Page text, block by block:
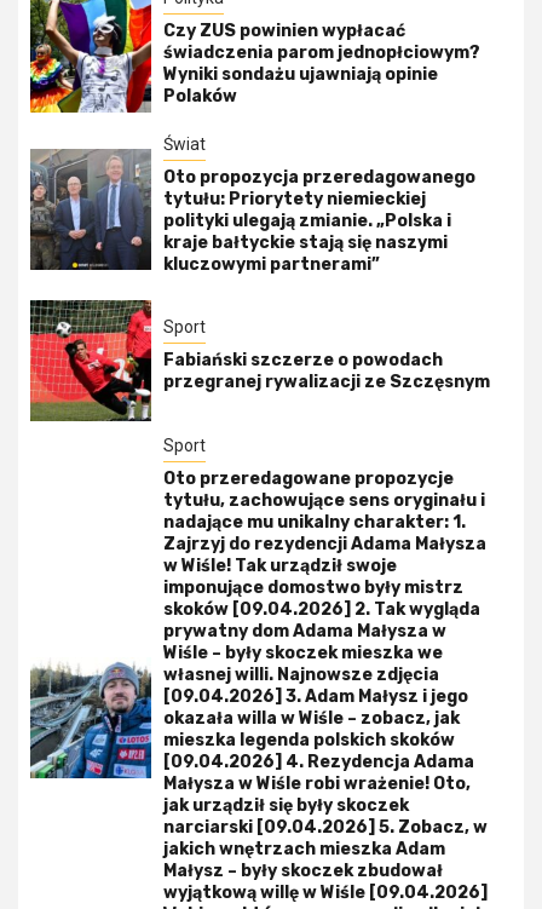
Czy ZUS powinien wypłacać
świadczenia parom jednopłciowym?
Wyniki sondażu ujawniają opinie
Polaków
Świat
Oto propozycja przeredagowanego
tytułu: Priorytety niemieckiej
polityki ulegają zmianie. „Polska i
kraje bałtyckie stają się naszymi
kluczowymi partnerami”
Sport
Fabiański szczerze o powodach
przegranej rywalizacji ze Szczęsnym
Sport
Oto przeredagowane propozycje
tytułu, zachowujące sens oryginału i
nadające mu unikalny charakter: 1.
Zajrzyj do rezydencji Adama Małysza
w Wiśle! Tak urządził swoje
imponujące domostwo były mistrz
skoków [09.04.2026] 2. Tak wygląda
prywatny dom Adama Małysza w
Wiśle – były skoczek mieszka we
własnej willi. Najnowsze zdjęcia
[09.04.2026] 3. Adam Małysz i jego
okazała willa w Wiśle – zobacz, jak
mieszka legenda polskich skoków
[09.04.2026] 4. Rezydencja Adama
Małysza w Wiśle robi wrażenie! Oto,
jak urządził się były skoczek
narciarski [09.04.2026] 5. Zobacz, w
jakich wnętrzach mieszka Adam
Małysz – były skoczek zbudował
wyjątkową willę w Wiśle [09.04.2026]